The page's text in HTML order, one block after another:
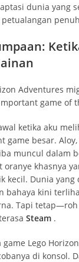
dunia yang
ketika aku
game besar.
muncul dalam
oranye khasnya
kecil. Dunia
bahaya kini
Tapi tetap—roh
Steam.
game Lego
di konsol.